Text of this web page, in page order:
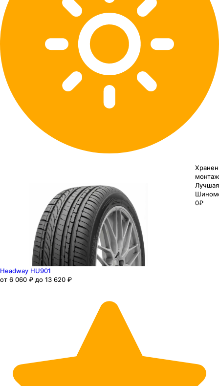
0₽
Headway HU901
от 6 060 ₽ до 13 620 ₽